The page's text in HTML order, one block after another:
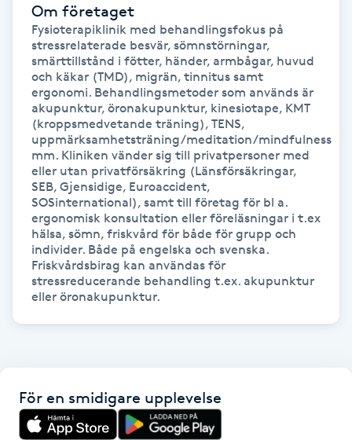
Headspa
Healing
Herrklippning
HIFU
Hollywood Peel
Hot Stone Massage
Hot yoga
Hudföryngring
Hudvård
Om företaget
Fysioterapiklinik med behandlingsfokus på
stressrelaterade besvär, sömnstörningar,
smärttillstånd i fötter, händer, armbågar, huvud
och käkar (TMD), migrän, tinnitus samt
ergonomi. Behandlingsmetoder som används är
akupunktur, öronakupunktur, kinesiotape, KMT
(kroppsmedvetande träning), TENS,
uppmärksamhetsträning/meditation/mindfulness
mm. Kliniken vänder sig till privatpersoner med
eller utan privatförsäkring (Länsförsäkringar,
SEB, Gjensidige, Euroaccident,
SOSinternational), samt till företag för bl a.
ergonomisk konsultation eller föreläsningar i t.ex
hälsa, sömn, friskvård för både för grupp och
individer. Både på engelska och svenska.
Friskvårdsbirag kan användas för
stressreducerande behandling t.ex. akupunktur
För en smidigare upplevelse